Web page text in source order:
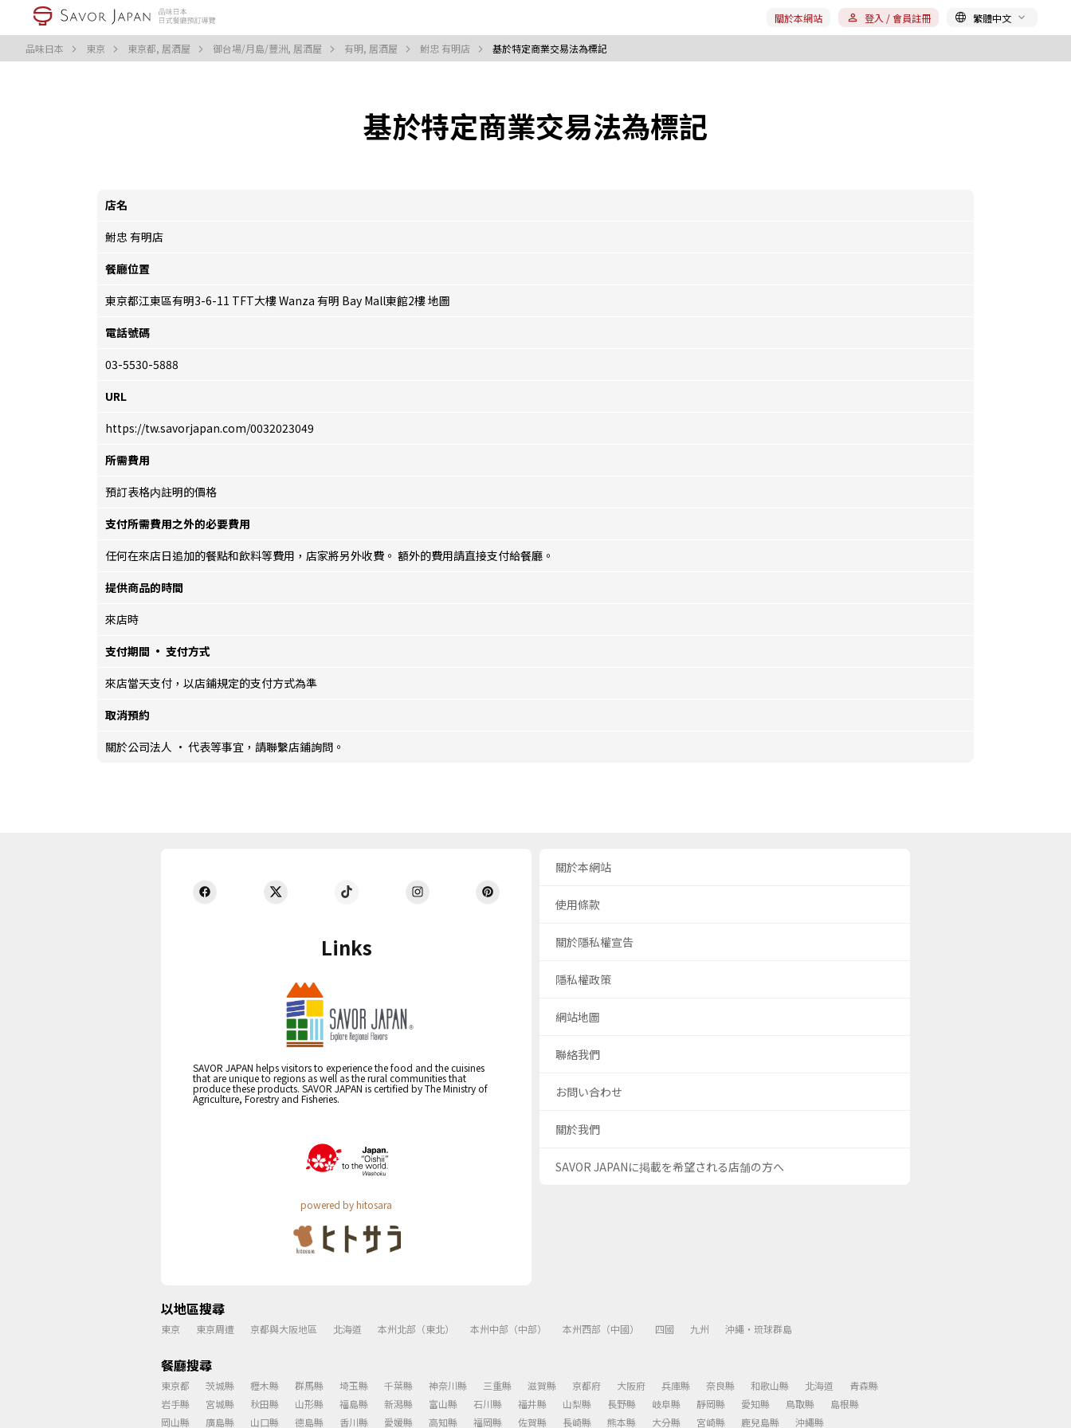
品味日本 東京 東京都, 居酒屋 御台場/月島/豐洲, 居酒屋 有明, 居酒屋 鮒忠 有明店 基於特定商業交易法為標記
關於本網站 登入 / 會員註冊 繁體中文
基於特定商業交易法為標記
店名
鮒忠 有明店
餐廳位置
東京都江東區有明3-6-11 TFT大樓 Wanza 有明 Bay Mall東館2樓地圖
電話號碼
03-5530-5888
URL
https://tw.savorjapan.com/0032023049
所需費用
預訂表格内註明的價格
支付所需費用之外的必要費用
任何在來店日追加的餐點和飲料等費用，店家將另外收費。 額外的費用請直接支付給餐廳。
提供商品的時間
來店時
支付期間 · 支付方式
來店當天支付，以店鋪規定的支付方式為準
取消預約
關於公司法人 · 代表等事宜，請聯繫店鋪詢問。
Links
SAVOR JAPAN helps visitors to experience the food and the cuisines
that are unique to regions as well as the rural communities that
produce these products. SAVOR JAPAN is certified by The Ministry of
Agriculture, Forestry and Fisheries.
powered by hitosara
關於本網站
使用條款
關於隱私權宣告
隱私權政策
網站地圖
聯絡我們
お問い合わせ
關於我們
SAVOR JAPANに掲載を希望される店舗の方へ
以地區搜尋
東京 東京周遭 京都與大阪地區 北海道 本州北部（東北） 本州中部（中部） 本州西部（中國） 四國 九州 沖繩・琉球群島
餐廳搜尋
東京都 茨城縣 櫪木縣 群馬縣 埼玉縣 千葉縣 神奈川縣 三重縣 滋賀縣 京都府 大阪府 兵庫縣 奈良縣 和歌山縣 北海道
青森縣
岩手縣
宮城縣 秋田縣 山形縣 福島縣 新潟縣 富山縣 石川縣 福井縣 山梨縣 長野縣 岐阜縣 靜岡縣 愛知縣 鳥取縣
島根縣
岡山縣
廣島縣 山口縣 德島縣 香川縣 愛媛縣 高知縣 福岡縣 佐賀縣 長崎縣 熊本縣 大分縣 宮崎縣 鹿兒島縣 沖繩縣